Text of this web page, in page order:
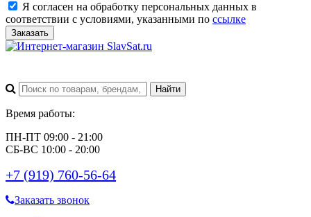
Я согласен на обработку персональных данных в
соответствии с условиями, указанными по ссылке
Заказать
Время работы:
ПН-ПТ 09:00 - 21:00
СБ-ВС 10:00 - 20:00
+7 (919) 760-56-64
Заказать звонок